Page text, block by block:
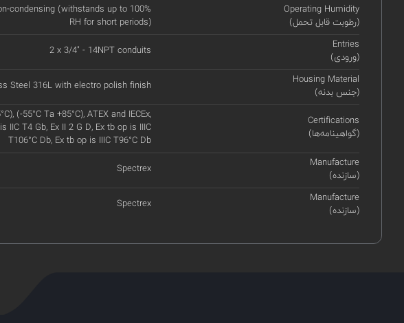
Operating Humidity
(رطوبت قابل تحمل)
condensing (withstands up to 100%
RH for short periods)
Entries
(ورودی)
2 x 3/4" - 14NPT conduits
Housing Material
(جنس بدنه)
Steel 316L with electro polish finish
Certifications
(گواهینامه‌ها)
(-55°C Ta +85°C), ATEX and IECEx,
IIC T4 Gb, Ex II 2 G D, Ex tb op is IIIC
T106°C Db, Ex tb op is IIIC T96°C Db
Manufacture
(سازنده)
Spectrex
Manufacture
(سازنده)
Spectrex